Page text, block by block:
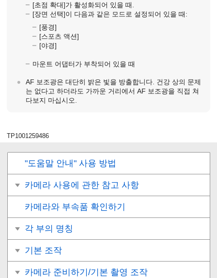
[초점 확대]가 활성화되어 있을 때.
[장면 선택]이 다음과 같은 모드로 설정되어 있을 때:
[풍경]
[스포츠 액션]
[야경]
마운트 어댑터가 부착되어 있을 때
AF 보조광은 대단히 밝은 빛을 방출합니다. 건강 상의 문제
는 없다고 하더라도 가까운 거리에서 AF 보조광을 직접 쳐
다보지 마십시오.
TP1001259486
"도움말 안내" 사용 방법
카메라 사용에 관한 참고 사항
카메라와 부속품 확인하기
각 부의 명칭
기본 조작
카메라 준비하기/기본 촬영 조작